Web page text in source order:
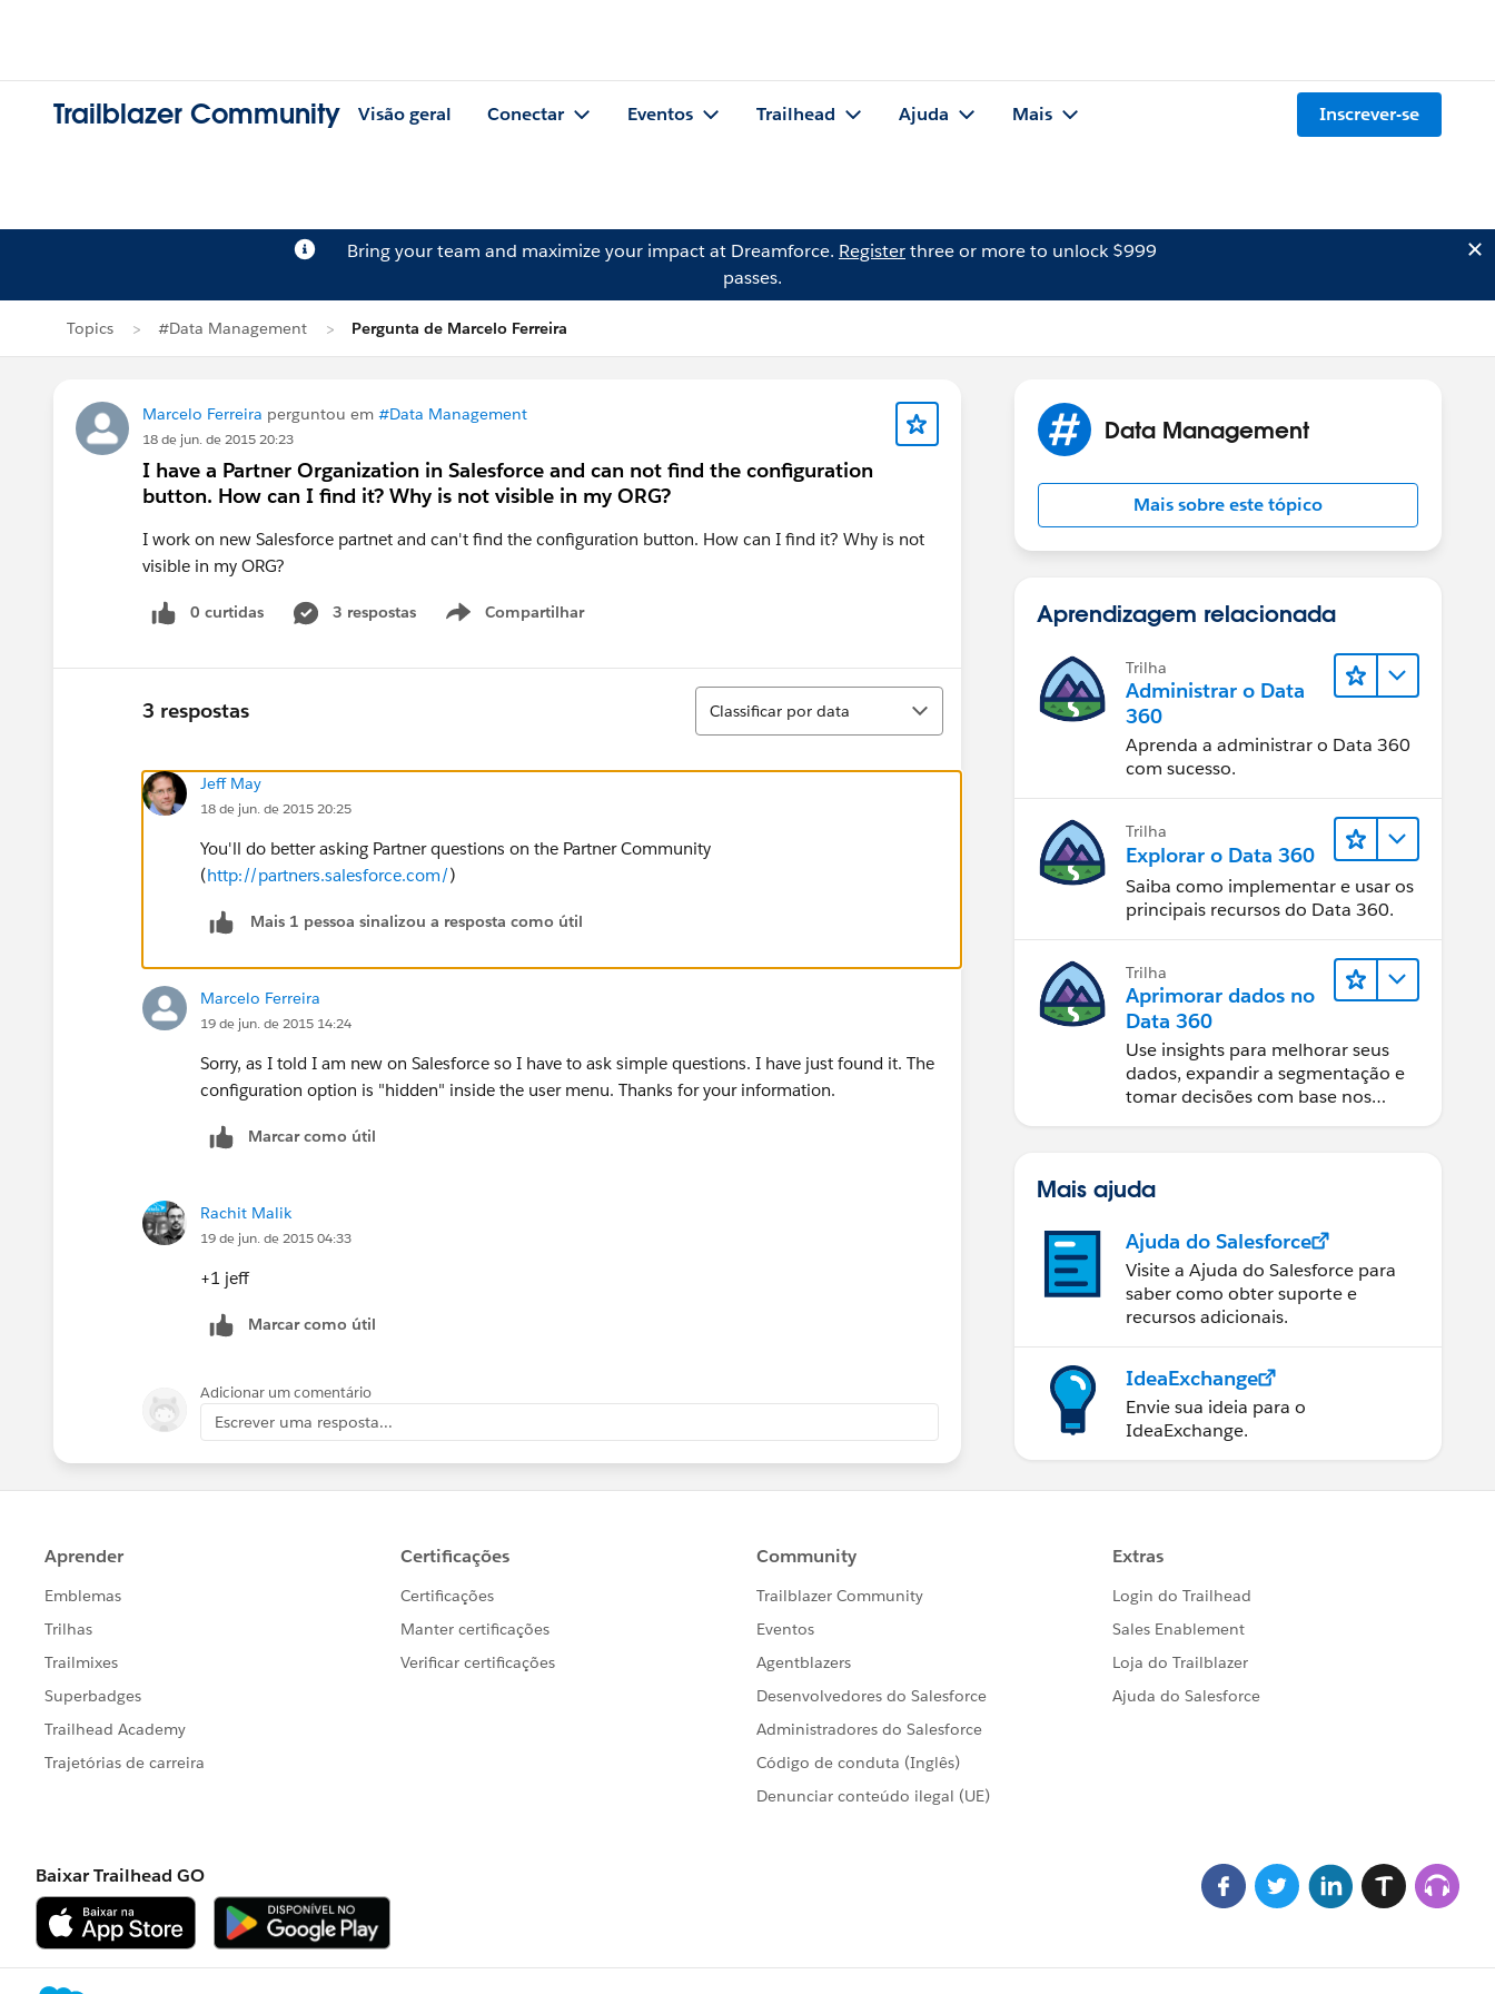
Trailblazer Community Visão geral Conectar Eventos Trailhead Ajuda Mais Inscrever-se
Bring your team and maximize your impact at Dreamforce. Registerthree or more to unlock $999
passes.
Topics #Data Management Pergunta de Marcelo Ferreira
Marcelo Ferreira perguntou em #Data Management
18 de jun. de 2015 20:23
I have a Partner Organization in Salesforce and can not find the configuration
button. How can I find it? Why is not visible in my ORG?
I work on new Salesforce partnet and can't find the configuration button. How can I find it? Why is not
visible in my ORG?
0 curtidas 3 respostas Compartilhar
Show menu
3 respostas
Classificar
Classificar por data
Jeff May
18 de jun. de 2015 20:25
You'll do better asking Partner questions on the Partner Community
(http://partners.salesforce.com/)
Mais 1 pessoa sinalizou a resposta como útil
Marcelo Ferreira
19 de jun. de 2015 14:24
Sorry, as I told I am new on Salesforce so I have to ask simple questions. I have just found it. The
configuration option is "hidden" inside the user menu. Thanks for your information.
Marcar como útil
Rachit Malik
19 de jun. de 2015 04:33
+1 jeff
Marcar como útil
Adicionar um comentário
Escrever uma resposta...
Data Management
Mais sobre este tópico
Aprendizagem relacionada
Trilha
Administrar o Data
360
Aprenda a administrar o Data 360
com sucesso.
Trilha
Explorar o Data 360
Saiba como implementar e usar os
principais recursos do Data 360.
Trilha
Aprimorar dados no
Data 360
Use insights para melhorar seus
dados, expandir a segmentação e
tomar decisões com base nos
Mais ajuda
Ajuda do Salesforce
Visite a Ajuda do Salesforce para
saber como obter suporte e
recursos adicionais.
IdeaExchange
Envie sua ideia para o
IdeaExchange.